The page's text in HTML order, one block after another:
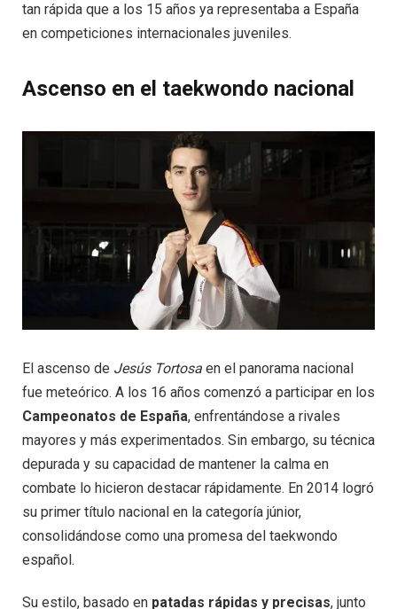
tan rápida que a los 15 años ya representaba a España
en competiciones internacionales juveniles.
Ascenso en el taekwondo nacional
El ascenso de Jesús Tortosa en el panorama nacional
fue meteórico. A los 16 años comenzó a participar en los
Campeonatos de España, enfrentándose a rivales
mayores y más experimentados. Sin embargo, su técnica
depurada y su capacidad de mantener la calma en
combate lo hicieron destacar rápidamente. En 2014 logró
su primer título nacional en la categoría júnior,
consolidándose como una promesa del taekwondo
español.
Su estilo, basado en patadas rápidas y precisas, junto